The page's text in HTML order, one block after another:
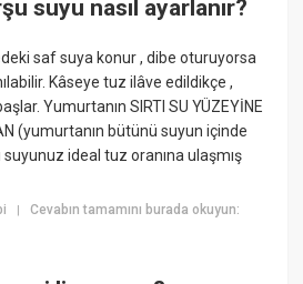
suyu nasıl ayarlanır?
saf suya konur , dibe oturuyorsa
Kâseye tuz ilâve edildikçe ,
Yumurtanın SIRTI SU YÜZEYİNE
(yumurtanın bütünü suyun içinde
ideal tuz oranına ulaşmış
|Cevabın tamamını burada okuyun: